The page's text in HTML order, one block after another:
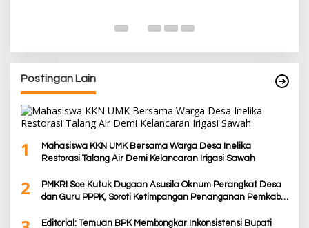
Postingan Lain
1
Mahasiswa KKN UMK Bersama Warga Desa Inelika
Restorasi Talang Air Demi Kelancaran Irigasi Sawah
2
PMKRI Soe Kutuk Dugaan Asusila Oknum Perangkat Desa
dan Guru PPPK, Soroti Ketimpangan Penanganan Pemkab
Editorial: Temuan BPK Membongkar Inkonsistensi Bupati